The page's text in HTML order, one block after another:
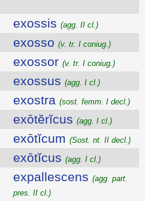
exossis (agg. II cl.)
exosso (v. tr. I coniug.)
exossor (v. tr. I coniug.)
exossus (agg. I cl.)
exostra (sost. femm. I decl.)
exōtĕrĭcus (agg. I cl.)
exōtĭcum (Sost. nt. II decl.)
exōtĭcus (agg. I cl.)
expallescens (agg. part.
pres. II cl.)